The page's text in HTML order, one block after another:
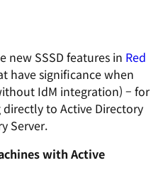
new SSSD features in Red
have significance when
IdM integration) – for
to Active Directory
Server.
with Active